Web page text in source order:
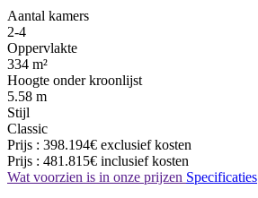
Aantal kamers
2-4
Oppervlakte
334 m²
Hoogte onder kroonlijst
5.58 m
Stijl
Classic
Prijs : 398.194€ exclusief kosten
Prijs : 481.815€ inclusief kosten
Wat voorzien is in onze prijzen Specificaties